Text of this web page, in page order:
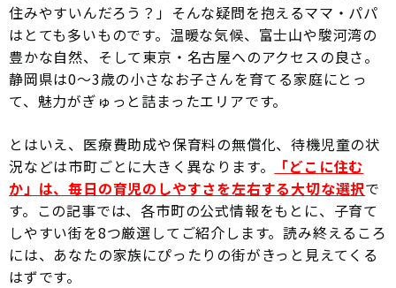
住みやすいんだろう？」そんな疑問を抱えるママ・パパ
はとても多いものです。温暖な気候、富士山や駿河湾の
豊かな自然、そして東京・名古屋へのアクセスの良さ。
静岡県は0〜3歳の小さなお子さんを育てる家庭にとっ
て、魅力がぎゅっと詰まったエリアです。
とはいえ、医療費助成や保育料の無償化、待機児童の状
況などは市町ごとに大きく異なります。
「どこに住む
か」は、毎日の育児のしやすさを左右する大切な選択で
す。この記事では、各市町の公式情報をもとに、子育て
しやすい街を8つ厳選してご紹介します。読み終えるころ
には、あなたの家族にぴったりの街がきっと見えてくる
はずです。